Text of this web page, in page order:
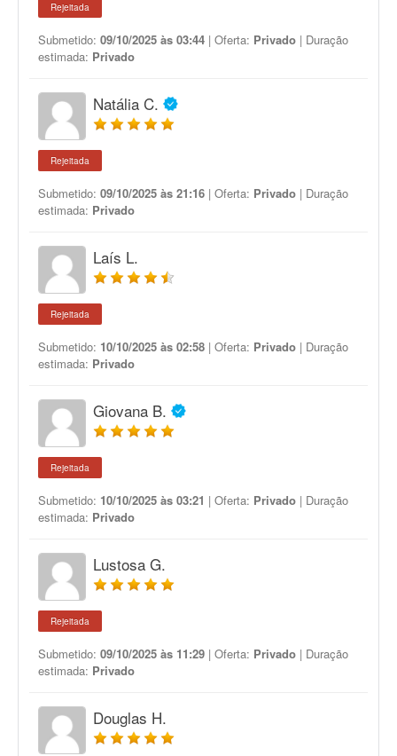
Rejeitada
Submetido: 09/10/2025 às 03:44 | Oferta: Privado | Duração
estimada: Privado
Natália C.
Rejeitada
Submetido: 09/10/2025 às 21:16 | Oferta: Privado | Duração
estimada: Privado
Laís L.
Rejeitada
Submetido: 10/10/2025 às 02:58 | Oferta: Privado | Duração
estimada: Privado
Giovana B.
Rejeitada
Submetido: 10/10/2025 às 03:21 | Oferta: Privado | Duração
estimada: Privado
Lustosa G.
Rejeitada
Submetido: 09/10/2025 às 11:29 | Oferta: Privado | Duração
estimada: Privado
Douglas H.